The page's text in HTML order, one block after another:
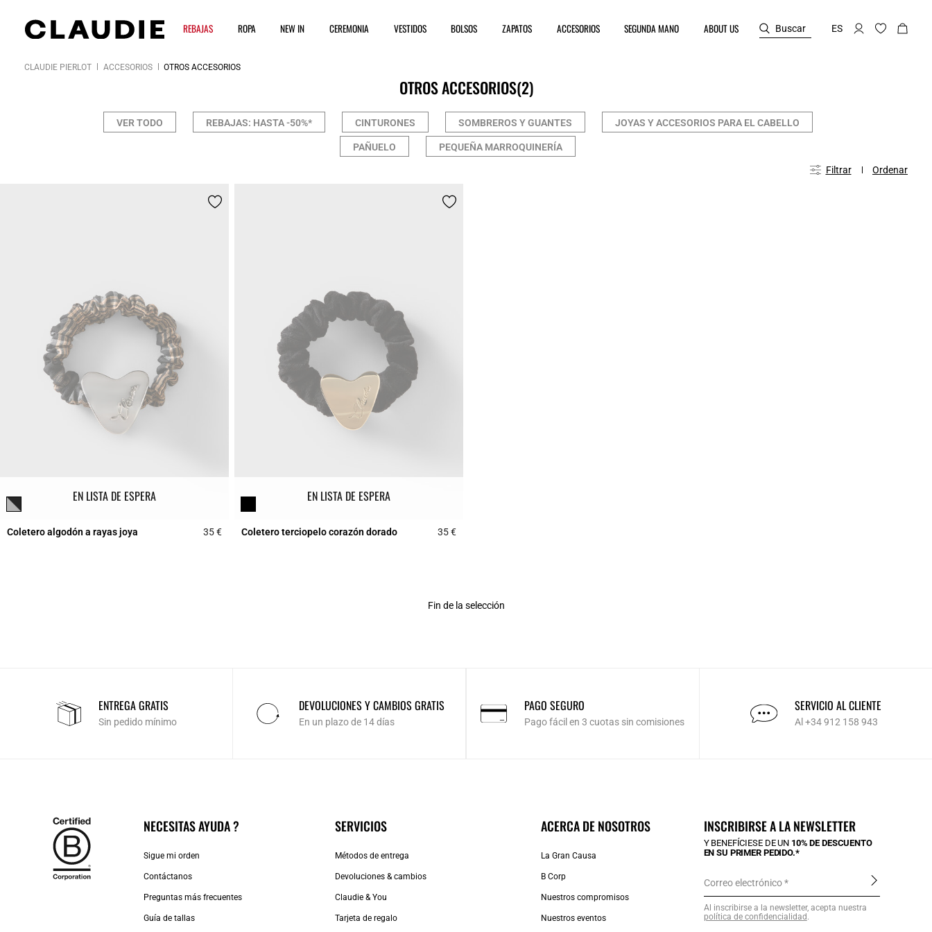
REBAJAS ROPA NEW IN CEREMONIA VESTIDOS BOLSOS ZAPATOS ACCESORIOS SEGUNDA MANO ABOUT US Buscar ES
CLAUDIE PIERLOT ACCESORIOS OTROS ACCESORIOS
OTROS ACCESORIOS(2)
VER TODO REBAJAS: HASTA -50%* CINTURONES SOMBREROS Y GUANTES JOYAS Y ACCESORIOS PARA EL CABELLO
PAÑUELO PEQUEÑA MARROQUINERÍA
Filtrar Ordenar
EN LISTA DE ESPERA
Coletero algodón a rayas joya 35 €4,4 out of 5 Customer Rating
EN LISTA DE ESPERA
Coletero terciopelo corazón dorado 35 €3,5 out of 5 Customer Rating
Fin de la selección
ENTREGA GRATIS
Sin pedido mínimo
DEVOLUCIONES Y CAMBIOS GRATIS
En un plazo de 14 días
PAGO SEGURO
Pago fácil en 3 cuotas sin comisiones
SERVICIO AL CLIENTE
Al +34 912 158 943
NECESITAS AYUDA ?
Sigue mi orden
Contáctanos
Preguntas más frecuentes
Guía de tallas
SERVICIOS
Métodos de entrega
Devoluciones & cambios
Claudie & You
Tarjeta de regalo
ACERCA DE NOSOTROS
La Gran Causa
B Corp
Nuestros compromisos
Nuestros eventos
INSCRIBIRSE A LA NEWSLETTER
Y BENEFÍCIESE DE UN 10% DE DESCUENTO
EN SU PRIMER PEDIDO.*
Correo electrónico
Al inscribirse a la newsletter, acepta nuestra
política de confidencialidad .